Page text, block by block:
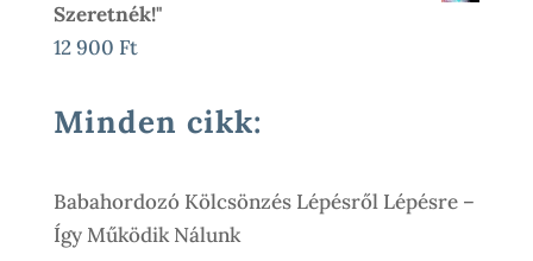
Szeretnék!"
12 900 Ft
Minden cikk:
Babahordozó Kölcsönzés Lépésről Lépésre –
Így Működik Nálunk